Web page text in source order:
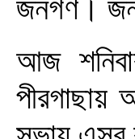
জনগণ।
আজ
পীরগাছায়